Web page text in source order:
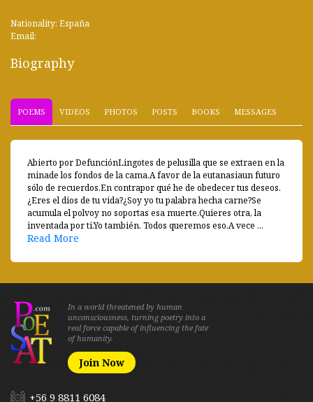
Nationality: España
Email:
Biography
POEMS VIDEOS PHOTOS POSTS BOOKS MESSAGES
Abierto por DefunciónLingotes de pelusilla que se extraen en la
minade los fondos de la cama.A favor de la eutanasiaun futuro
sólo de recuerdos,En contrapor qué he de obedecer tus deseos.
¿Eres el dios de tu vida?¿Soy yo tu palabra hecha carne?Se
acumula el polvoy no soportas esa muerte.Quieres otra, la
inventada por ti.Yo también. Todos queremos eso.A vece ...
Read More
In a world threatened by human
unconsciousness, turning poetry into a
real force capable of influencing the fate
of humanity.
Join Now
+56 9 8811 6084